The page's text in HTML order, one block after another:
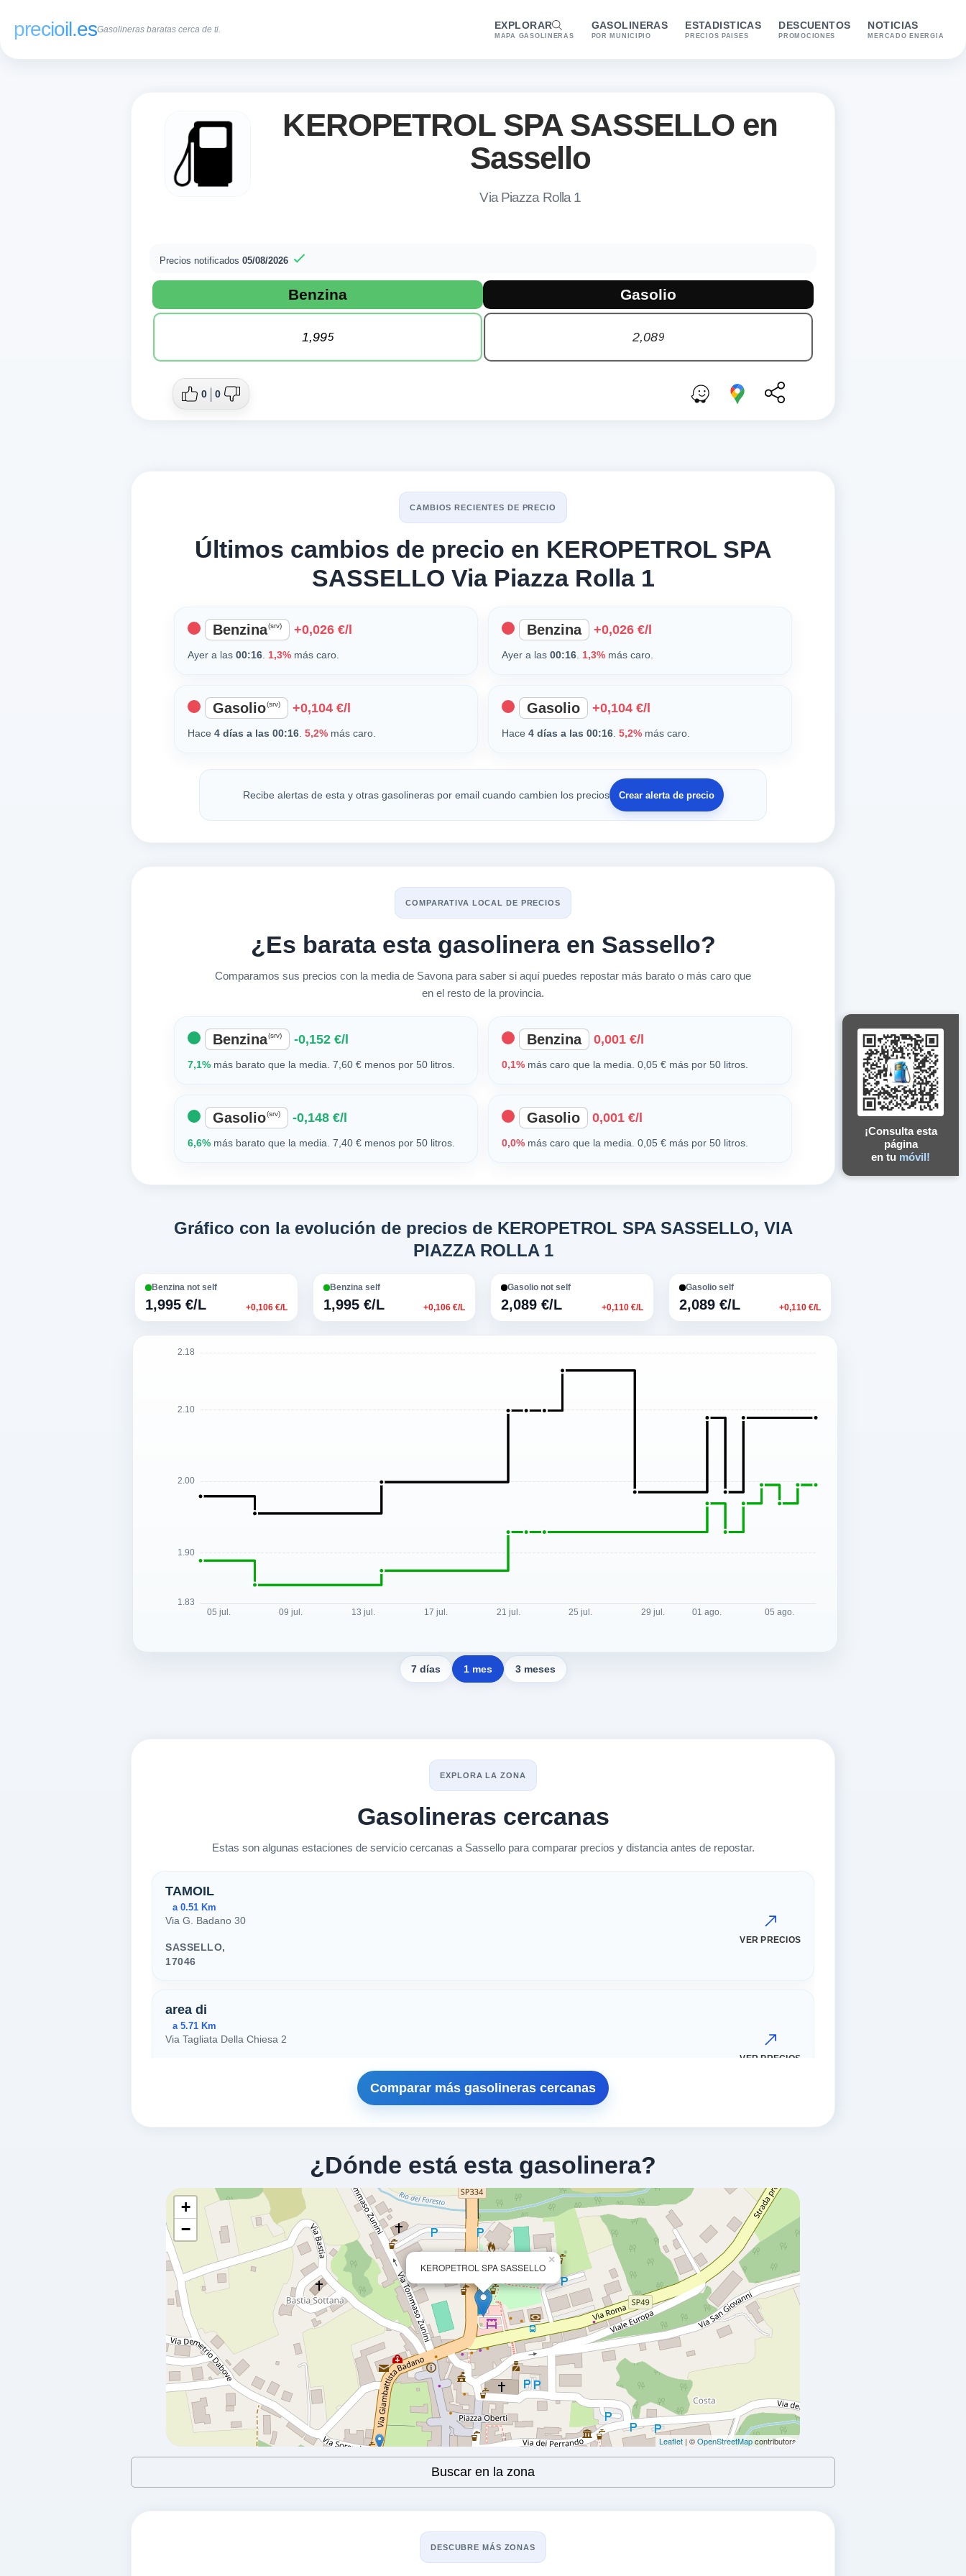
precioil.esGasolineras baratas cerca de ti. EXPLORAR
MAPA GASOLINERAS
GASOLINERAS
POR MUNICIPIO
ESTADISTICAS
PRECIOS PAISES
DESCUENTOS
PROMOCIONES
NOTICIAS
MERCADO ENERGIA
¡Consulta esta
página
en tu móvil!
KEROPETROL SPA SASSELLO en
Sassello
Via Piazza Rolla 1
Precios notificados05/08/2026
Precios actuales de combustibles en Sassello
Consulta los precios actuales de la gasolinera KEROPETROL KEROPETROL SPA SASSELLO en Sassello. Combustibles disponibles: Benzina(srv),
Benzina
1,995
Gasolio
2,089
0 0
CAMBIOS RECIENTES DE PRECIO
Últimos cambios de precio en KEROPETROL SPA
SASSELLO Via Piazza Rolla 1
Benzina(srv) +0,026 €/l
Ayer a las 00:16 1,3% más caro.
Benzina +0,026 €/l
Ayer a las 00:16 1,3% más caro.
Gasolio(srv) +0,104 €/l
Hace 4 días a las 00:16 5,2% más caro.
Gasolio +0,104 €/l
Hace 4 días a las 00:16 5,2% más caro.
Recibe alertas de esta y otras gasolineras por email cuando cambien los precios Crear alerta de precio
COMPARATIVA LOCAL DE PRECIOS
¿Es barata esta gasolinera en Sassello?
Comparamos sus precios con la media de Savona para saber si aquí puedes repostar más barato o más caro que
en el resto de la provincia.
Benzina(srv) -0,152 €/l
7,1% más barato que la media. 7,60 € menos por 50 litros.
Benzina 0,001 €/l
0,1% más caro que la media. 0,05 € más por 50 litros.
Gasolio(srv) -0,148 €/l
6,6% más barato que la media. 7,40 € menos por 50 litros.
Gasolio 0,001 €/l
0,0% más caro que la media. 0,05 € más por 50 litros.
Gráfico con la evolución de precios de KEROPETROL SPA SASSELLO, VIA
PIAZZA ROLLA 1
Benzina not self
1,995 €/L +0,106 €/L
Benzina self
1,995 €/L +0,106 €/L
Gasolio not self
2,089 €/L +0,110 €/L
Gasolio self
2,089 €/L +0,110 €/L
7 días 1 mes 3 meses
EXPLORA LA ZONA
Gasolineras cercanas
Estas son algunas estaciones de servicio cercanas a Sassello para comparar precios y distancia antes de repostar.
Estaciones cercanas en Sassello
TAMOIL
a 0.51 Km
Via G. Badano 30
SASSELLO,
17046
VER PRECIOS
area di
a 5.71 Km
Via Tagliata Della Chiesa 2
VER PRECIOS
Help
17046
Europam -
a 9.16 Km
Sp 49 Km18+200 Fraz Martina Snc
URBE,
17046
VER PRECIOS
Distributore carburanti
a 9.78 Km
Localita' S.giovanni P.poggi 1
STELLA,
17046
VER PRECIOS
Distributore carburanti
Riccardo Poggi 1
Comparar más gasolineras cercanas
¿Dónde está esta gasolinera?
KEROPETROL SPA SASSELLO
×
+
−
Leaflet | ©OpenStreetMapcontributors
Buscar en la zona
DESCUBRE MÁS ZONAS